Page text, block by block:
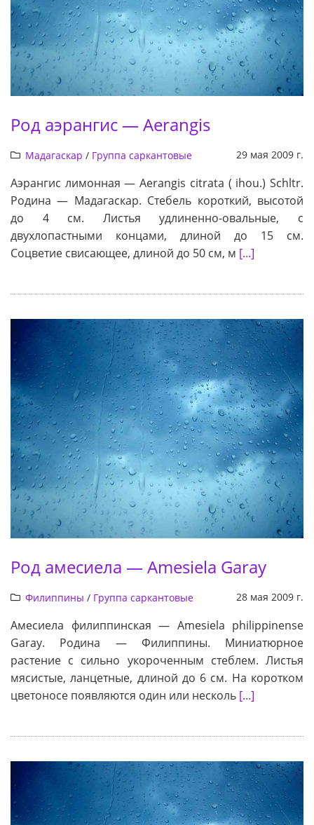
Род аэрангис — Aerangis
Мадагаскар / Группа саркантовые 29 мая 2009 г.
Аэрангис лимонная — Aerangis citrata ( ihou.) Schltr.
Родина — Мадагаскар. Стебель короткий, высотой
до 4 см. Листья удлиненно-овальные, с
двухлопастными концами, длиной до 15 см.
Соцветие свисающее, длиной до 50 см, м [...]
Род амесиела — Amesiela Garay
Филиппины / Группа саркантовые 28 мая 2009 г.
Амесиела филиппинская — Amesiela philippinense
Garay. Родина — Филиппины. Миниатюрное
растение с сильно укороченным стеблем. Листья
мясистые, ланцетные, длиной до 6 см. На коротком
цветоносе появляются один или несколь [...]